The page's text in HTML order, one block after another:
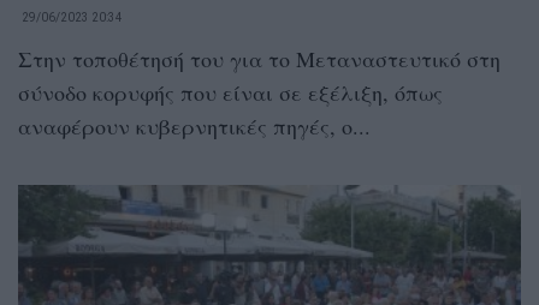
29/06/2023 20:34
Στην τοποθέτησή του για το Μεταναστευτικό στη
σύνοδο κορυφής που είναι σε εξέλιξη, όπως
αναφέρουν κυβερνητικές πηγές, ο...